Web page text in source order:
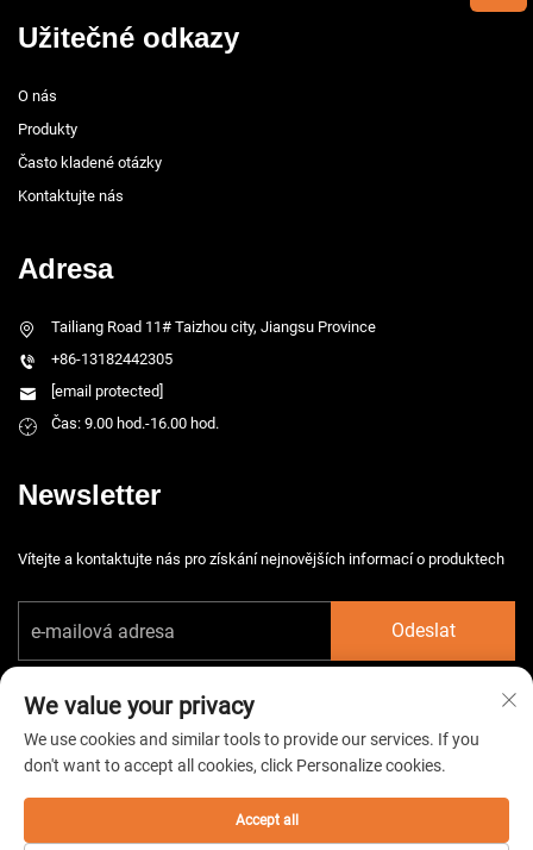
Užitečné odkazy
O nás
Produkty
Často kladené otázky
Kontaktujte nás
Adresa
Tailiang Road 11# Taizhou city, Jiangsu Province
+86-13182442305
[email protected]
Čas: 9.00 hod.-16.00 hod.
Newsletter
Vítejte a kontaktujte nás pro získání nejnovějších informací o produktech
Odeslat
Copyright © 2026 China Taizhou HarsMarg Electromechenical Co. Ltd.
Všechna práva vyhrazena. - Zásady ochrany soukromí
We value your privacy
We use cookies and similar tools to provide our services. If you
don't want to accept all cookies, click Personalize cookies.
Accept all